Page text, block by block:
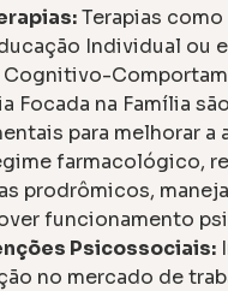
Terapias como
Individual ou
Cognitivo-
Focada na Família são
para melhorar a
farmacológico,
prodrômicos,
funcionamento
Psicossociais:
no mercado de